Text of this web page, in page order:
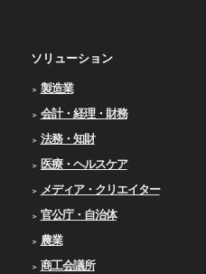
ソリューション
製造業
会計・経理・財務
法務・知財
医療・ヘルスケア
メディア・クリエイター
官公庁・自治体
農業
商工会議所